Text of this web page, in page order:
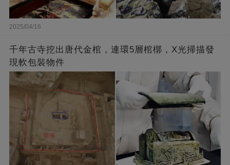
2025/04/16
千年古寺挖出唐代金棺，連環5層棺槨，X光掃描發
現軟包裝物件